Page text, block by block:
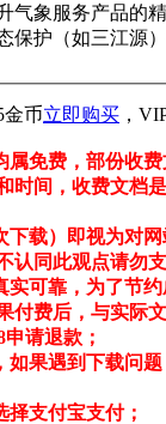
气象服务产品的
保护（如三江源
金币立即购买 ，
属免费，部份收
时间，收费文档
下载）即视为对网
认同此观点请勿
实可靠，为了节
付费后，与实际
请退款；
如果遇到下载问
择支付宝支付；